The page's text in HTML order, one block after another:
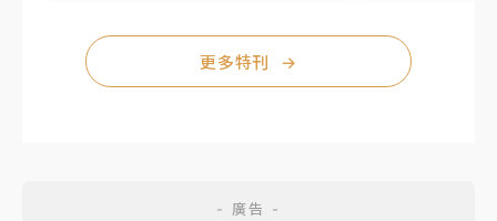
更多特刊 →